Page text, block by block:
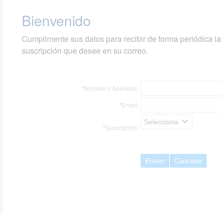
Bienvenido
Cumplimente sus datos para recibir de forma periódica
suscripción que desee en su correo.
*Nombre y Apellidos:
*Email:
*Suscripción:
Selecciona
Enviar Cancelar